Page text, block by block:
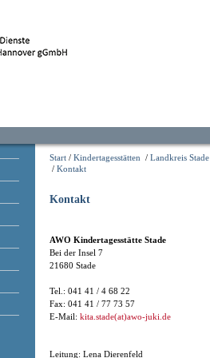
Start / Kindertagesstätten / Landkreis Stade
/ Kontakt
Kontakt
AWO Kindertagesstätte Stade
Bei der Insel 7
21680 Stade
Tel.: 041 41 / 4 68 22
Fax: 041 41 / 77 73 57
E-Mail: kita.stade(at)awo-juki.de
Leitung: Lena Dierenfeld